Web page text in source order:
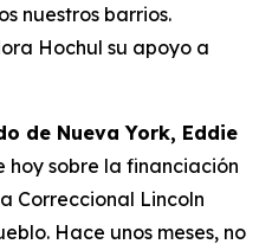
nuestros barrios.
Hochul su apoyo a
de Nueva York, Eddie
hoy sobre la financiación
Correccional Lincoln
Hace unos meses, no